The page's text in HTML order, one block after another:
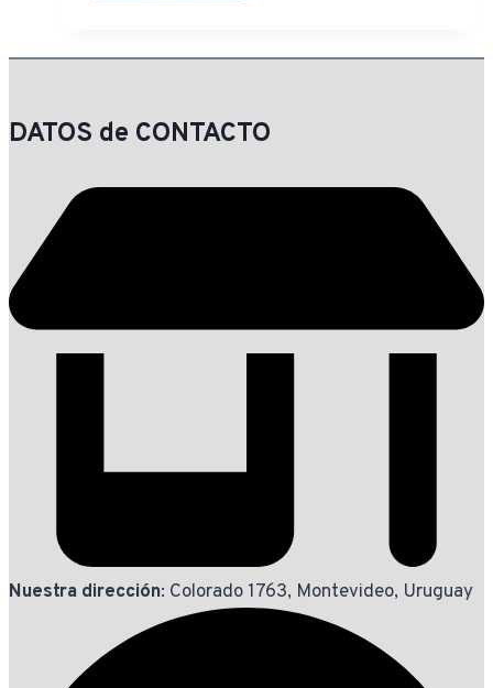
DATOS de CONTACTO
Nuestra dirección: Colorado 1763, Montevideo, Uruguay